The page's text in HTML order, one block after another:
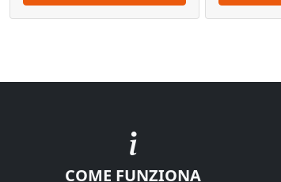
COME FUNZIONA